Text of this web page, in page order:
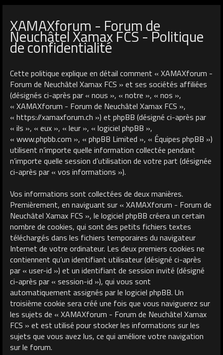
XAMAXforum - Forum de
Neuchâtel Xamax FCS - Politique
de confidentialité
Cette politique explique en détail comment « XAMAXforum -
Forum de Neuchâtel Xamax FCS » et ses sociétés affiliées
(désignés ci-après par « nous », « notre », « nos »,
« XAMAXforum - Forum de Neuchâtel Xamax FCS »,
« https://xamaxforum.ch ») et phpBB (désigné ci-après par
« ils », « eux », « leur », « logiciel phpBB »,
« www.phpbb.com », « phpBB Limited », « Équipes phpBB »)
utilisent n’importe quelle information collectée pendant
n’importe quelle session d’utilisation de votre part (désignée
ci-après par « vos informations »).
Vos informations sont collectées de deux manières.
Premièrement, en naviguant sur « XAMAXforum - Forum de
Neuchâtel Xamax FCS », le logiciel phpBB créera un certain
nombre de cookies, qui sont des petits fichiers textes
téléchargés dans les fichiers temporaires du navigateur
Internet de votre ordinateur. Les deux premiers cookies ne
contiennent qu’un identifiant utilisateur (désigné ci-après
par « user-id ») et un identifiant de session invité (désigné
ci-après par « session-id »), qui vous sont
automatiquement assignés par le logiciel phpBB. Un
troisième cookie sera créé une fois que vous naviguerez sur
les sujets de « XAMAXforum - Forum de Neuchâtel Xamax
FCS » et est utilisé pour stocker les informations sur les
sujets que vous avez lus, ce qui améliore votre navigation
sur le forum.